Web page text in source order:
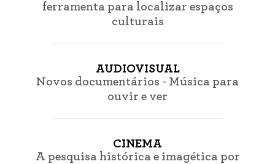
ferramenta para localizar espaços
culturais
AUDIOVISUAL
Novos documentários - Música para
ouvir e ver
CINEMA
A pesquisa histórica e imagética por